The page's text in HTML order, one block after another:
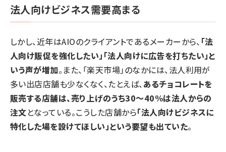
法人向けビジネス需要高まる
しかし、近年はAIOのクライアントであるメーカーから、 「法
人向け販促を強化したい」「法人向けに広告を打ちたい」と
いう声が増加。また、「楽天市場」のなかには、法人利用が
多い出店店舗も少なくなく、たとえば、 あるチョコレートを
販売する店舗は、売り上げのうち30～40%は法人からの
注文となっている。こうした店舗から「法人向けビジネスに
特化した場を設けてほしい」という要望も出ていた。